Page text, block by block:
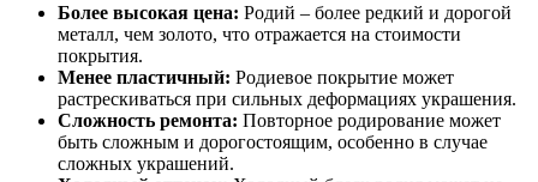
Более высокая цена: Родий – более редкий и дорогой
металл, чем золото, что отражается на стоимости
покрытия.
Менее пластичный: Родиевое покрытие может
растрескиваться при сильных деформациях украшения.
Сложность ремонта: Повторное родирование может
быть сложным и дорогостоящим, особенно в случае
сложных украшений.